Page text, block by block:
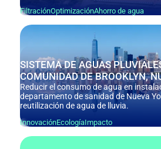
FiltraciónOptimizaciónAhorro de agua
SISTEMA DE AGUAS
COMUNIDAD DE BROOKLYN,
Reducir el consumo de agua en
departamento de sanidad de Nueva
reutilización de agua de lluvia.
InnovaciónEcologíaImpacto